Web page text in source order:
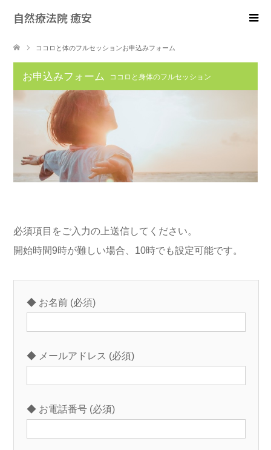
自然療法院 癒安
ココロと体のフルセッションお申込みフォーム
お申込みフォーム ココロと身体のフルセッション
必須項目をご入力の上送信してください。
開始時間9時が難しい場合、10時でも設定可能です。
◆ お名前 (必須)
◆ メールアドレス (必須)
◆ お電話番号 (必須)